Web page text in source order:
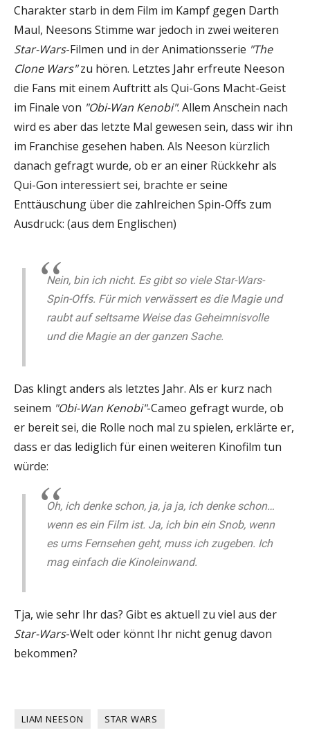
Charakter starb in dem Film im Kampf gegen Darth
Maul, Neesons Stimme war jedoch in zwei weiteren
Star-Wars-Filmen und in der Animationsserie "The
Clone Wars"zu hören. Letztes Jahr erfreute Neeson
die Fans mit einem Auftritt als Qui-Gons Macht-Geist
im Finale von "Obi-Wan Kenobi". Allem Anschein nach
wird es aber das letzte Mal gewesen sein, dass wir ihn
im Franchise gesehen haben. Als Neeson kürzlich
danach gefragt wurde, ob er an einer Rückkehr als
Qui-Gon interessiert sei, brachte er seine
Enttäuschung über die zahlreichen Spin-Offs zum
Ausdruck: (aus dem Englischen)
Nein, bin ich nicht. Es gibt so viele Star-Wars-
Spin-Offs. Für mich verwässert es die Magie und
raubt auf seltsame Weise das Geheimnisvolle
und die Magie an der ganzen Sache.
Das klingt anders als letztes Jahr. Als er kurz nach
seinem "Obi-Wan Kenobi"-Cameo gefragt wurde, ob
er bereit sei, die Rolle noch mal zu spielen, erklärte er,
dass er das lediglich für einen weiteren Kinofilm tun
würde:
Oh, ich denke schon, ja, ja ja, ich denke schon…
wenn es ein Film ist. Ja, ich bin ein Snob, wenn
es ums Fernsehen geht, muss ich zugeben. Ich
mag einfach die Kinoleinwand.
Tja, wie sehr Ihr das? Gibt es aktuell zu viel aus der
Star-Wars-Welt oder könnt Ihr nicht genug davon
bekommen?
LIAM NEESON STAR WARS